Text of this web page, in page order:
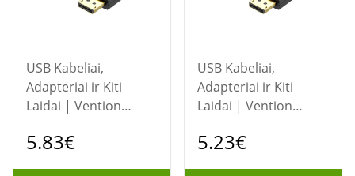
USB Kabeliai,
Adapteriai ir Kiti
Laidai | Vention
m kabelis (modelis
5.83€
USB Kabeliai,
Adapteriai ir Kiti
Laidai | Vention
kabelis (modelis
5.23€